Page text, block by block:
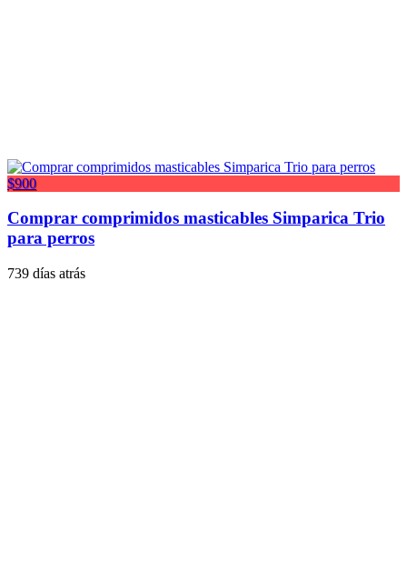
$900
Comprar comprimidos masticables Simparica Trio
para perros
739 días atrás